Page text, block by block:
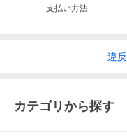
支払い方法
違反
カテゴリから探す